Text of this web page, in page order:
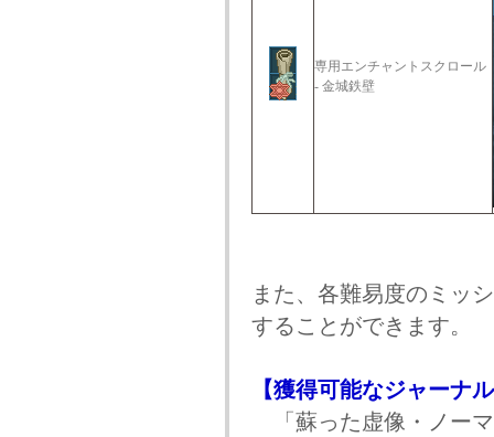
専用エンチャントスクロール
- 金城鉄壁
また、各難易度のミッ
することができます。
【獲得可能なジャーナ
「蘇った虚像・ノー